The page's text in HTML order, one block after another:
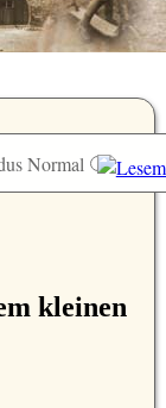
Normal
kleinen